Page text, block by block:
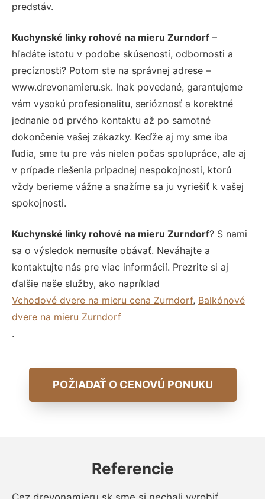
predstáv.
Kuchynské linky rohové na mieru Zurndorf –
hľadáte istotu v podobe skúseností, odbornosti a
precíznosti? Potom ste na správnej adrese –
www.drevonamieru.sk. Inak povedané, garantujeme
vám vysokú profesionalitu, serióznosť a korektné
jednanie od prvého kontaktu až po samotné
dokončenie vašej zákazky. Keďže aj my sme iba
ľudia, sme tu pre vás nielen počas spolupráce, ale aj
v prípade riešenia prípadnej nespokojnosti, ktorú
vždy berieme vážne a snažíme sa ju vyriešiť k vašej
spokojnosti.
Kuchynské linky rohové na mieru Zurndorf? S nami
sa o výsledok nemusíte obávať. Neváhajte a
kontaktujte nás pre viac informácií. Prezrite si aj
ďalšie naše služby, ako napríklad
Vchodové dvere na mieru cena Zurndorf, Balkónové
dvere na mieru Zurndorf
.
POŽIADAŤ O CENOVÚ PONUKU
Referencie